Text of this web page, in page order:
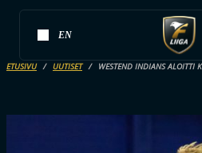
EN
ETUSIVU UUTISET